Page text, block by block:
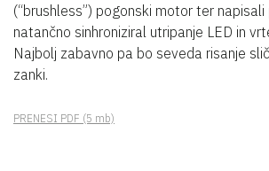
(“brushless”) pogonski motor ter napisali
natančno sinhroniziral utripanje LED in
Najbolj zabavno pa bo seveda risanje
zanki.
PRENESI PDF (5 mb)